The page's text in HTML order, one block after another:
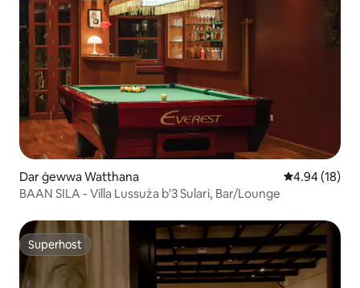
Dar ġewwa Watthana Rating
4.94 (18)
BAAN SILA - Villa Lussuża b'3 Sulari, Bar/Lounge
Superhost
Superhost